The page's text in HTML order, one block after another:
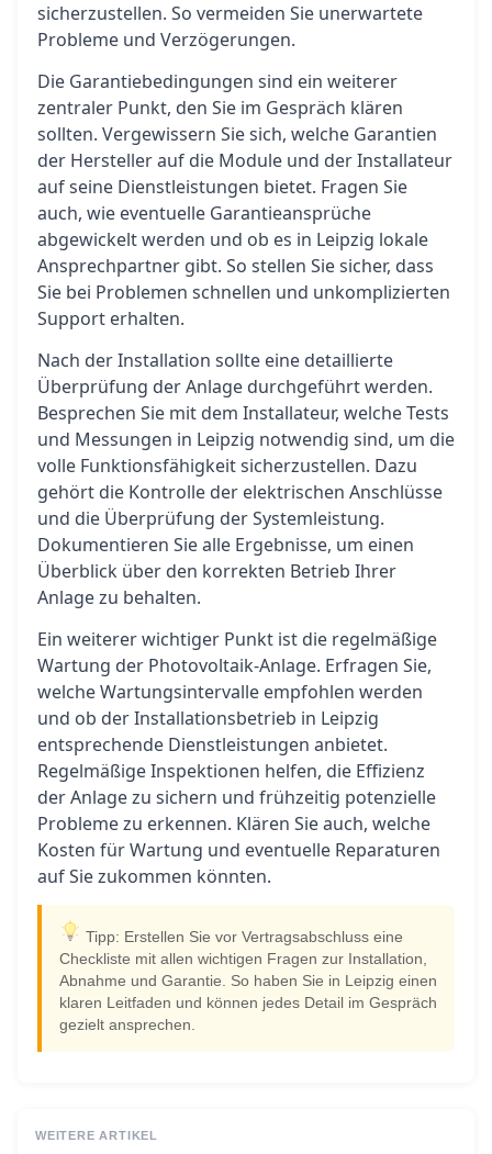
sicherzustellen. So vermeiden Sie unerwartete
Probleme und Verzögerungen.
Die Garantiebedingungen sind ein weiterer
zentraler Punkt, den Sie im Gespräch klären
sollten. Vergewissern Sie sich, welche Garantien
der Hersteller auf die Module und der Installateur
auf seine Dienstleistungen bietet. Fragen Sie
auch, wie eventuelle Garantieansprüche
abgewickelt werden und ob es in Leipzig lokale
Ansprechpartner gibt. So stellen Sie sicher, dass
Sie bei Problemen schnellen und unkomplizierten
Support erhalten.
Nach der Installation sollte eine detaillierte
Überprüfung der Anlage durchgeführt werden.
Besprechen Sie mit dem Installateur, welche Tests
und Messungen in Leipzig notwendig sind, um die
volle Funktionsfähigkeit sicherzustellen. Dazu
gehört die Kontrolle der elektrischen Anschlüsse
und die Überprüfung der Systemleistung.
Dokumentieren Sie alle Ergebnisse, um einen
Überblick über den korrekten Betrieb Ihrer
Anlage zu behalten.
Ein weiterer wichtiger Punkt ist die regelmäßige
Wartung der Photovoltaik-Anlage. Erfragen Sie,
welche Wartungsintervalle empfohlen werden
und ob der Installationsbetrieb in Leipzig
entsprechende Dienstleistungen anbietet.
Regelmäßige Inspektionen helfen, die Effizienz
der Anlage zu sichern und frühzeitig potenzielle
Probleme zu erkennen. Klären Sie auch, welche
Kosten für Wartung und eventuelle Reparaturen
auf Sie zukommen könnten.
Tipp: Erstellen Sie vor Vertragsabschluss eine
Checkliste mit allen wichtigen Fragen zur Installation,
Abnahme und Garantie. So haben Sie in Leipzig einen
klaren Leitfaden und können jedes Detail im Gespräch
gezielt ansprechen.
WEITERE ARTIKEL